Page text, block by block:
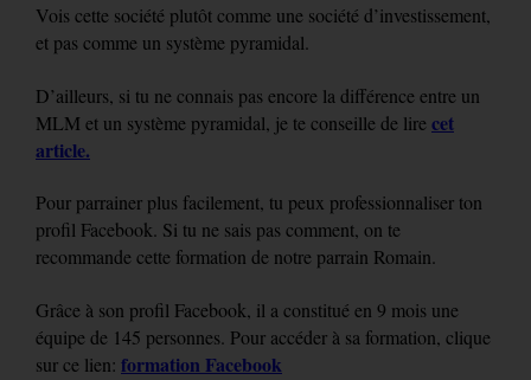
Vois cette société plutôt comme une société d’investissement,
et pas comme un système pyramidal.
D’ailleurs, si tu ne connais pas encore la différence entre un
MLM et un système pyramidal, je te conseille de lire cet
article.
Pour parrainer plus facilement, tu peux professionnaliser ton
profil Facebook. Si tu ne sais pas comment, on te
recommande cette formation de notre parrain Romain.
Grâce à son profil Facebook, il a constitué en 9 mois une
équipe de 145 personnes. Pour accéder à sa formation, clique
sur ce lien: formation Facebook